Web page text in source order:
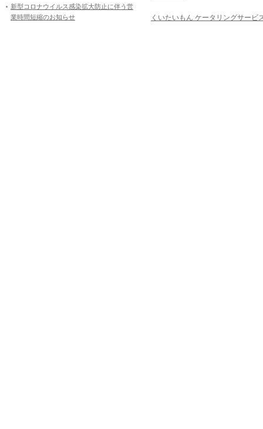
新型コロナウイルス感染拡大防止に伴う営
業時間短縮のお知らせ
くいたいもん ケータリングサービ